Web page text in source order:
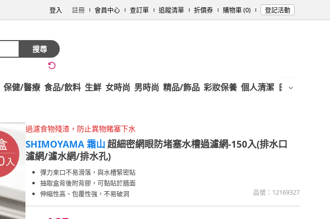
登入 註冊 會員中心 查訂單 追蹤清單 折價券 購物車 (0) 登記活動
搜尋
保健/醫療 食品/飲料 生鮮 女時尚 男時尚 精品/飾品 彩妝保養 個人清潔 日用/紙品
過濾食物殘渣，防止異物賭塞下水
SHIMOYAMA 霜山超細密網眼防堵塞水槽過濾網-150入(排水口
濾網/濾水網/排水孔)
彈力束口不易滑落，與水槽緊密貼
抽取盒背後附背膠，可黏貼於牆面
伸縮性高、包覆性強，不易破洞
品號： 12169327